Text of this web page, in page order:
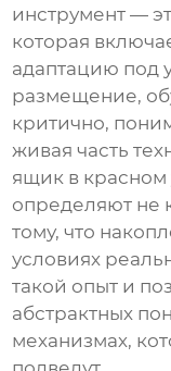
инструмент —
которая
адаптацию под
размещение,
критично,
живая часть
ящик в красном
определяют не
тому, что
условиях
такой опыт и
абстрактных
механизмах,